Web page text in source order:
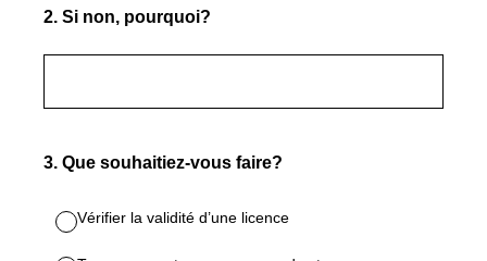
2. Si non, pourquoi?
3. Que souhaitiez-vous faire?
Vérifier la validité d’une licence